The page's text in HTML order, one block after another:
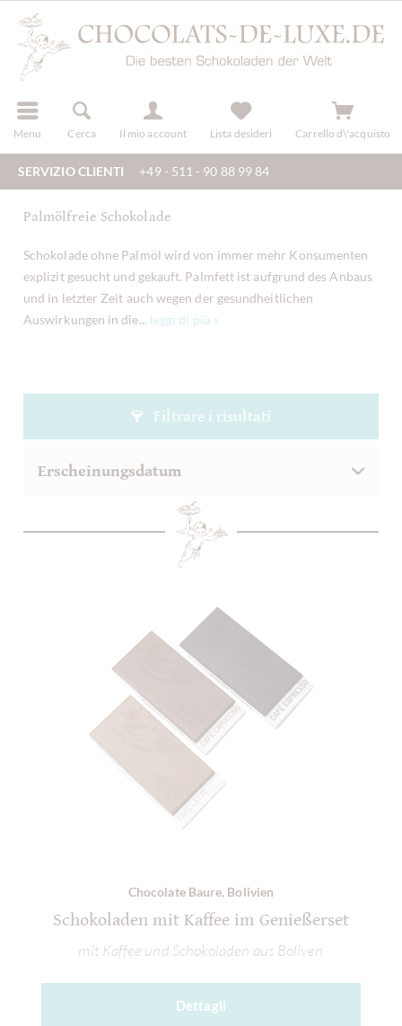
Menu Cerca Il mio account
registra Lista desideri Carrello d\'acquisto
SERVIZIO CLIENTI +49 - 511 - 90 88 99 84
Palmölfreie Schokolade
Schokolade ohne Palmöl wird von immer mehr Konsumenten
explizit gesucht und gekauft. Palmfett ist aufgrund des Anbaus
und in letzter Zeit auch wegen der gesundheitlichen
Auswirkungen in die... leggi di più »
Filtrare i risultati
Chocolate Baure, Bolivien
Schokoladen mit Kaffee im Genießerset
mit Kaffee und Schokoladen aus Boliven
Dettagli